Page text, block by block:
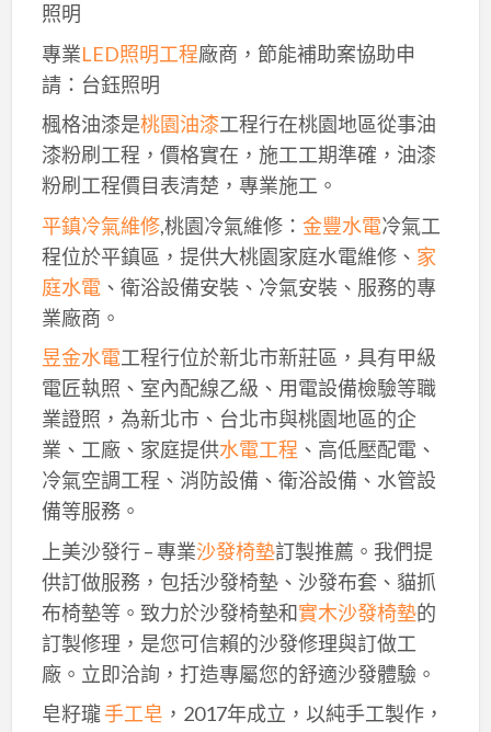
照明
專業LED照明工程廠商，節能補助案協助申
請：台鈺照明
楓格油漆是桃園油漆工程行在桃園地區從事油
漆粉刷工程，價格實在，施工工期準確，油漆
粉刷工程價目表清楚，專業施工。
平鎮冷氣維修,桃園冷氣維修： 金豐水電冷氣工
程位於平鎮區，提供大桃園家庭水電維修、 家
庭水電、衛浴設備安裝、冷氣安裝、服務的專
業廠商。
昱金水電工程行位於新北市新莊區，具有甲級
電匠執照、室內配線乙級、用電設備檢驗等職
業證照，為新北市、台北市與桃園地區的企
業、工廠、家庭提供水電工程 、高低壓配電、
冷氣空調工程、消防設備、衛浴設備、水管設
備等服務。
上美沙發行 – 專業沙發椅墊訂製推薦。我們提
供訂做服務，包括沙發椅墊、沙發布套、貓抓
布椅墊等。致力於沙發椅墊和實木沙發椅墊的
訂製修理，是您可信賴的沙發修理與訂做工
廠。立即洽詢，打造專屬您的舒適沙發體驗。
皂籽瓏手工皂 ，2017年成立，以純手工製作，